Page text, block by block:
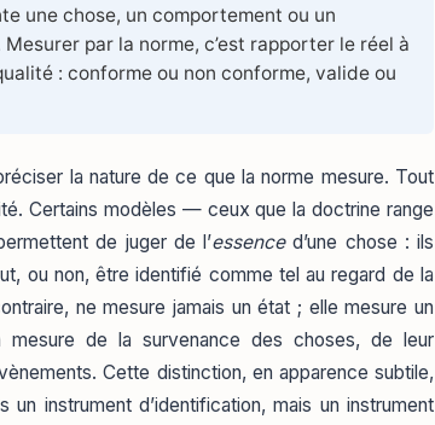
une chose, un comportement ou un
par la norme, c’est rapporter le réel à
: conforme ou non conforme, valide ou
la nature de ce que la norme mesure. Tout
Certains modèles — ceux que la doctrine range
de juger de l’essenced’une chose : ils
ou non, être identifié comme tel au regard de la
ne mesure jamais un état ; elle mesure un
de la survenance des choses, de leur
Cette distinction, en apparence subtile,
instrument d’identification, mais un instrument